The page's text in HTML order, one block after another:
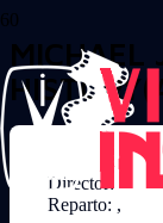
MICHAEL
Director:
Reparto: ,